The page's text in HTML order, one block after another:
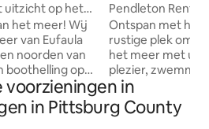
uitzicht op het
het meer! Wij
van Eufaula
noorden van
boothelling op
van
vanaf de
de schommel
Pendleton Rentals
Ontspan met het
rustige plek om
het meer met
plezier, zwemmen en
naar het huis en
Speel spelletjes
en kook hotdogs
voorzieningen in
in Pittsburg County